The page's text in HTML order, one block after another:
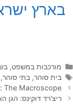
בארץ
קטגוריות
מורכבות במשפט,
תגיות
בית סוהר, בתי סוהר,
The Macroscope
ריצ'רד דוקינס: הגן